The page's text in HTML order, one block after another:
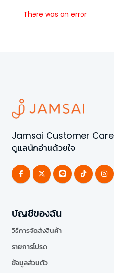
There was an error
Jamsai Customer Care
ดูแลนักอ่านด้วยใจ
บัญชีของฉัน
วิธีการจัดส่งสินค้า
รายการโปรด
ข้อมูลส่วนตัว